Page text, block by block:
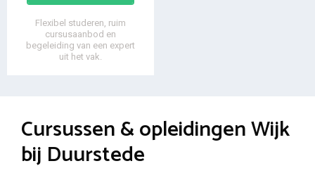
Flexibel studeren, ruim
cursusaanbod en
begeleiding van een expert
uit het vak.
Cursussen & opleidingen Wijk
bij Duurstede